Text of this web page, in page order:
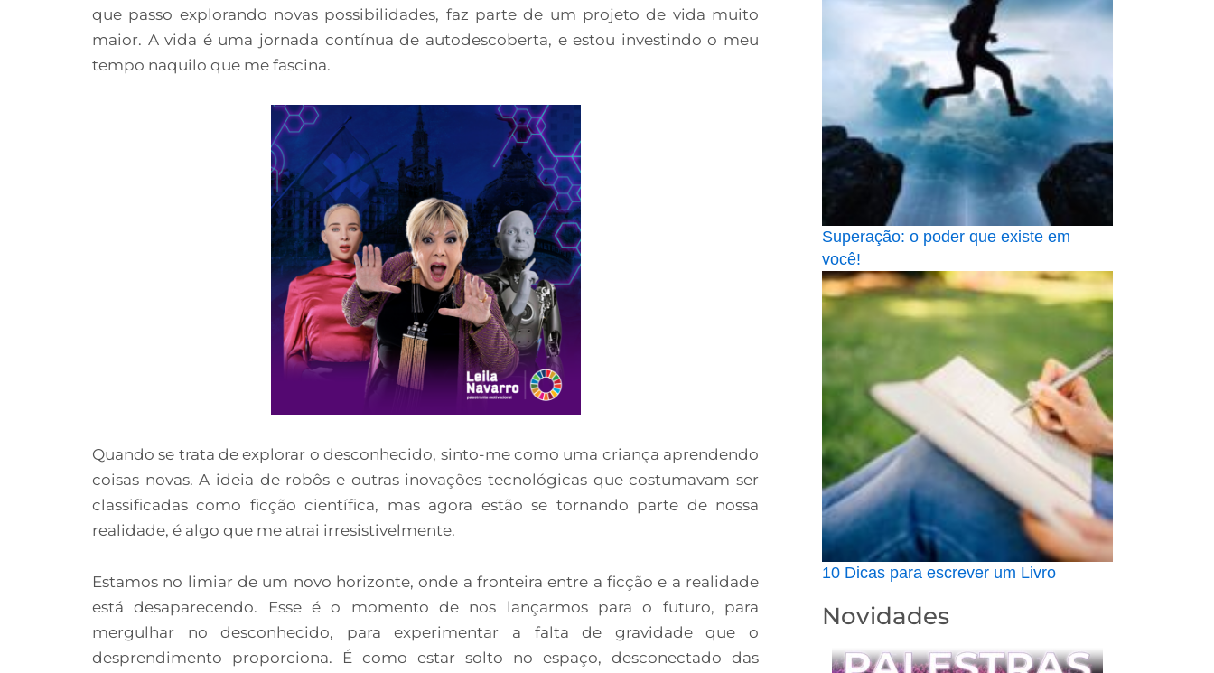
que passo explorando novas possibilidades, faz parte de um projeto de vida muito
maior. A vida é uma jornada contínua de autodescoberta, e estou investindo o meu
tempo naquilo que me fascina.
Quando se trata de explorar o desconhecido, sinto-me como uma criança aprendendo
coisas novas. A ideia de robôs e outras inovações tecnológicas que costumavam ser
classificadas como ficção científica, mas agora estão se tornando parte de nossa
realidade, é algo que me atrai irresistivelmente.
Estamos no limiar de um novo horizonte, onde a fronteira entre a ficção e a realidade
está desaparecendo. Esse é o momento de nos lançarmos para o futuro, para
mergulhar no desconhecido, para experimentar a falta de gravidade que o
desprendimento proporciona. É como estar solto no espaço, desconectado das
Superação: o poder que existe em
você!
10 Dicas para escrever um Livro
Novidades